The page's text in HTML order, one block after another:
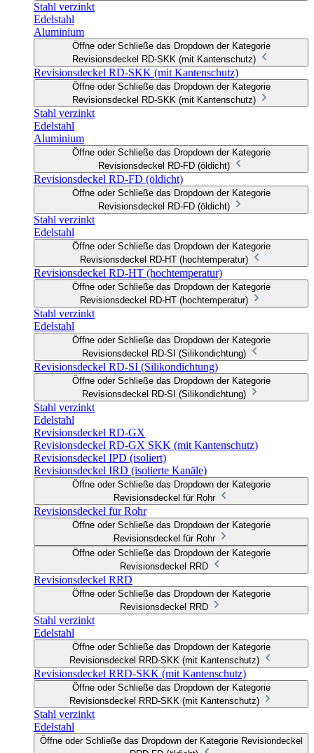
Stahl verzinkt
Edelstahl
Aluminium
Öffne oder Schließe das Dropdown der Kategorie
Revisionsdeckel RD-SKK (mit Kantenschutz)
Revisionsdeckel RD-SKK (mit Kantenschutz)
Öffne oder Schließe das Dropdown der Kategorie
Revisionsdeckel RD-SKK (mit Kantenschutz)
Stahl verzinkt
Edelstahl
Aluminium
Öffne oder Schließe das Dropdown der Kategorie
Revisionsdeckel RD-FD (öldicht)
Revisionsdeckel RD-FD (öldicht)
Öffne oder Schließe das Dropdown der Kategorie
Revisionsdeckel RD-FD (öldicht)
Stahl verzinkt
Edelstahl
Öffne oder Schließe das Dropdown der Kategorie
Revisionsdeckel RD-HT (hochtemperatur)
Revisionsdeckel RD-HT (hochtemperatur)
Öffne oder Schließe das Dropdown der Kategorie
Revisionsdeckel RD-HT (hochtemperatur)
Stahl verzinkt
Edelstahl
Öffne oder Schließe das Dropdown der Kategorie
Revisionsdeckel RD-SI (Silikondichtung)
Revisionsdeckel RD-SI (Silikondichtung)
Öffne oder Schließe das Dropdown der Kategorie
Revisionsdeckel RD-SI (Silikondichtung)
Stahl verzinkt
Edelstahl
Revisionsdeckel RD-GX
Revisionsdeckel RD-GX SKK (mit Kantenschutz)
Revisionsdeckel IPD (isoliert)
Revisionsdeckel IRD (isolierte Kanäle)
Öffne oder Schließe das Dropdown der Kategorie
Revisionsdeckel für Rohr
Revisionsdeckel für Rohr
Öffne oder Schließe das Dropdown der Kategorie
Revisionsdeckel für Rohr
Öffne oder Schließe das Dropdown der Kategorie
Revisionsdeckel RRD
Revisionsdeckel RRD
Öffne oder Schließe das Dropdown der Kategorie
Revisionsdeckel RRD
Stahl verzinkt
Edelstahl
Öffne oder Schließe das Dropdown der Kategorie
Revisionsdeckel RRD-SKK (mit Kantenschutz)
Revisionsdeckel RRD-SKK (mit Kantenschutz)
Öffne oder Schließe das Dropdown der Kategorie
Revisionsdeckel RRD-SKK (mit Kantenschutz)
Stahl verzinkt
Edelstahl
Öffne oder Schließe das Dropdown der Kategorie Revisiondeckel